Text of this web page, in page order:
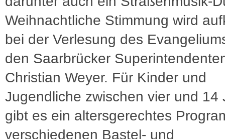
Weihnachtliche Stimmung wird
bei der Verlesung des
den Saarbrücker
Christian Weyer. Für Kinder und
Jugendliche zwischen vier und 14
gibt es ein altersgerechtes
verschiedenen Bastel- und